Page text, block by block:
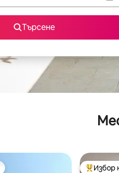
Търсене
Избор